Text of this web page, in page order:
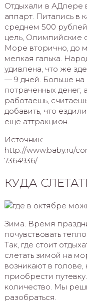
Отдыхали в АДлере
аппарт. Питались в
среднем 500
цель, Олимпийские
Море вторично, до
мелкая галька.
удивлена, что же
— 9 дней. Больше на
потраченных денег,
работаешь,
добавить, что
ещё аттракцион.
Источник:
http://www.baby.ru/
7364936/
КУДА
Зима. Время
почувствовать
Так, где стоит
слетать зимой на
возникают в
приобрести
количество. Мы
разобраться.